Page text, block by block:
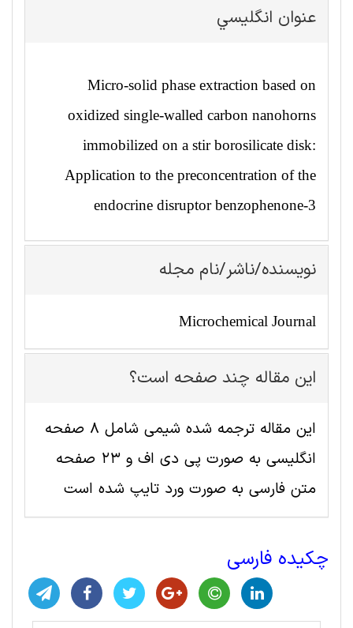
عنوان انگليسي
Micro-solid phase extraction based on
oxidized single-walled carbon nanohorns
immobilized on a stir borosilicate disk:
Application to the preconcentration of the
endocrine disruptor benzophenone-3
نویسنده/ناشر/نام مجله
Microchemical Journal
این مقاله چند صفحه است؟
این مقاله ترجمه شده شيمی شامل 8 صفحه
انگلیسی به صورت پی دی اف و 23 صفحه
متن فارسی به صورت ورد تایپ شده است
چکیده فارسی